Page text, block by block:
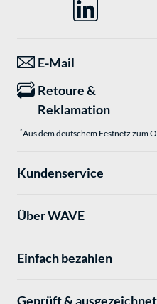
E-Mail
Retoure &
Reklamation
*Aus dem deutschem Festnetz zum
Kundenservice
Über WAVE
Einfach bezahlen
Geprüft & ausgezeichnet